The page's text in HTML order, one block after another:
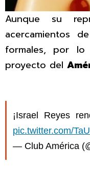
Aunque su
acercamientos
formales, por lo
proyecto del
¡Israel Reyes
pic.twitter.com/
— Club América